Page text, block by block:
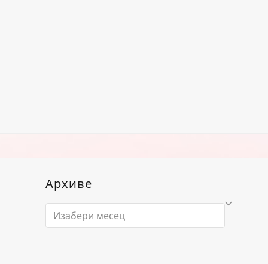
Архиве
Архиве